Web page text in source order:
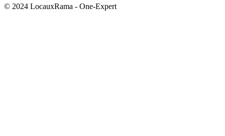
© 2024 LocauxRama - One-Expert